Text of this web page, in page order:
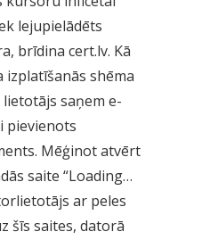
lejupielādēts
brīdina cert.lv. Kā
izplatīšanās shēma
saņem e-
pievienots
Mēģinot atvērt
saite “Loading…
ar peles
šīs saites, datorā